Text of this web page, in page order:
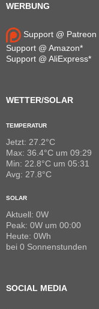
WERBUNG
Support @ Patreon
Support @ Amazon*
Support @ AliExpress*
WETTER/SOLAR
TEMPERATUR
Jetzt: 27.2°C
Max: 36.4°C um 09:29
Min: 22.8°C um 05:31
Avg: 27.8°C
SOLAR
Aktuell: 0W
Peak: 0W um 00:00
Heute: 0Wh
bei 0 Sonnenstunden
SOCIAL MEDIA